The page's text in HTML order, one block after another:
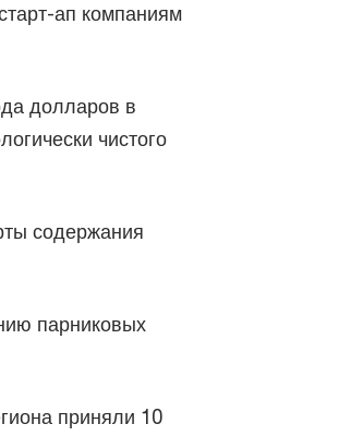
ап компаниям
долларов в
чистого
содержания
парниковых
приняли 10